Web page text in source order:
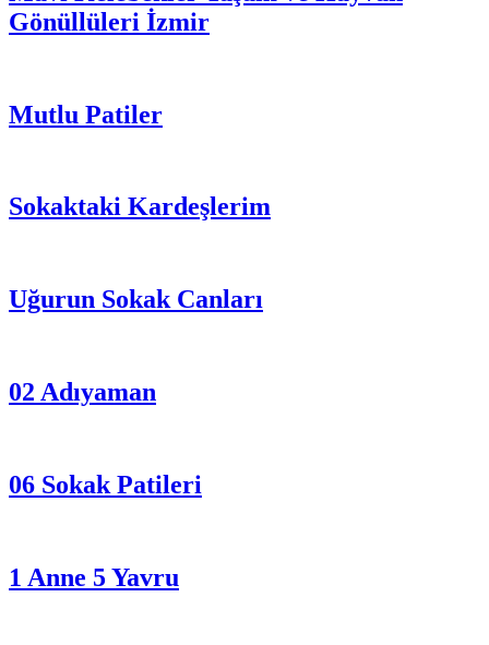
Gönüllüleri İzmir
Mutlu Patiler
Sokaktaki Kardeşlerim
Uğurun Sokak Canları
02 Adıyaman
06 Sokak Patileri
1 Anne 5 Yavru